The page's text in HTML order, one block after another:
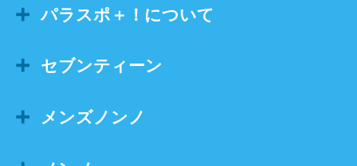
パラスポ＋！について
セブンティーン
メンズノンノ